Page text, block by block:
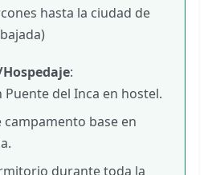
hasta la ciudad de
:
Puente del Inca en hostel.
campamento base en
durante toda la